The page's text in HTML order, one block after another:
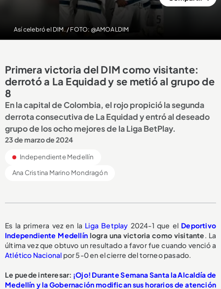
Así celebró el DIM. / FOTO: @AMOALDIM
Primera victoria del DIM como visitante:
derrotó a La Equidad y se metió al grupo de
8
En la capital de Colombia, el rojo propició la segunda
derrota consecutiva de La Equidad y entró al deseado
grupo de los ocho mejores de la Liga BetPlay.
23 de marzo de 2024
Independiente Medellín
Ana Cristina Marino Mondragón
Es la primera vez en la Liga Betplay 2024-1 que el Deportivo
Independiente Medellín logra una victoria como visitante. La
última vez que obtuvo un resultado a favor fue cuando venció a
Atlético Nacional por 5-0 en el cierre del torneo pasado.
Le puede interesar: ¡Ojo! Durante Semana Santa la Alcaldía de
Medellín y la Gobernación modifican sus horarios de atención